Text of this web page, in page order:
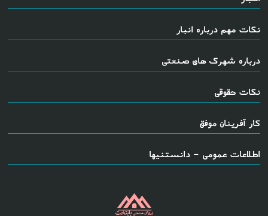
نکات مهم درباره انبار
درباره شهرک های صنعتی
نکات حقوقی
کار آفرینان موفق
اطلاعات عمومی - دانستنیها